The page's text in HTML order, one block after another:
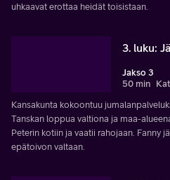
uhkaavat erottaa heidät toisistaan.
3. luku:
Jakso 3
50 min
Kansakunta kokoontuu
Tanskan loppua valtiona ja maa-
Peterin kotiin ja vaatii rahojaan. Fanny
epätoivon valtaan.